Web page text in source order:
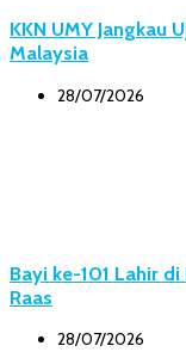
KKN UMY Jangkau
Malaysia
28/07/2026
Bayi ke-101 Lahir
Raas
28/07/2026